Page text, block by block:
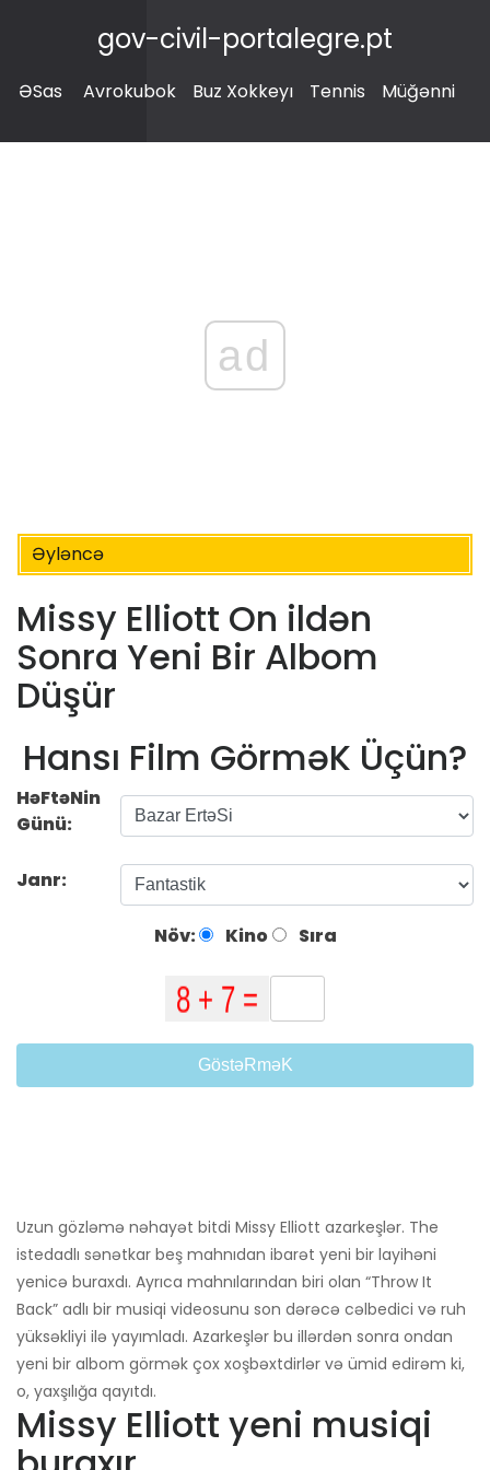
gov-civil-portalegre.pt
ƏSas Avrokubok Buz Xokkeyı Tennis Müğənni
ad
Əyləncə
Missy Elliott On ildən
Sonra Yeni Bir Albom
Düşür
Hansı Film GörməK Üçün?
HəFtəNin
Günü:
Janr:
Növ: Kino Sıra
GöstəRməK
Uzun gözləmə nəhayət bitdi Missy Elliott azarkeşlər. The
istedadlı sənətkar beş mahnıdan ibarət yeni bir layihəni
yenicə buraxdı. Ayrıca mahnılarından biri olan “Throw It
Back” adlı bir musiqi videosunu son dərəcə cəlbedici və ruh
yüksəkliyi ilə yayımladı. Azarkeşlər bu illərdən sonra ondan
yeni bir albom görmək çox xoşbəxtdirlər və ümid edirəm ki,
o, yaxşılığa qayıtdı.
Missy Elliott yeni musiqi